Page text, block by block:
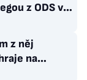
z ODS v
z něj
na
tvářit, musí